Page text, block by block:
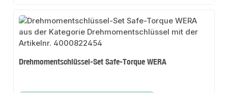
Drehmomentschlüssel-Set Safe-Torque WERA